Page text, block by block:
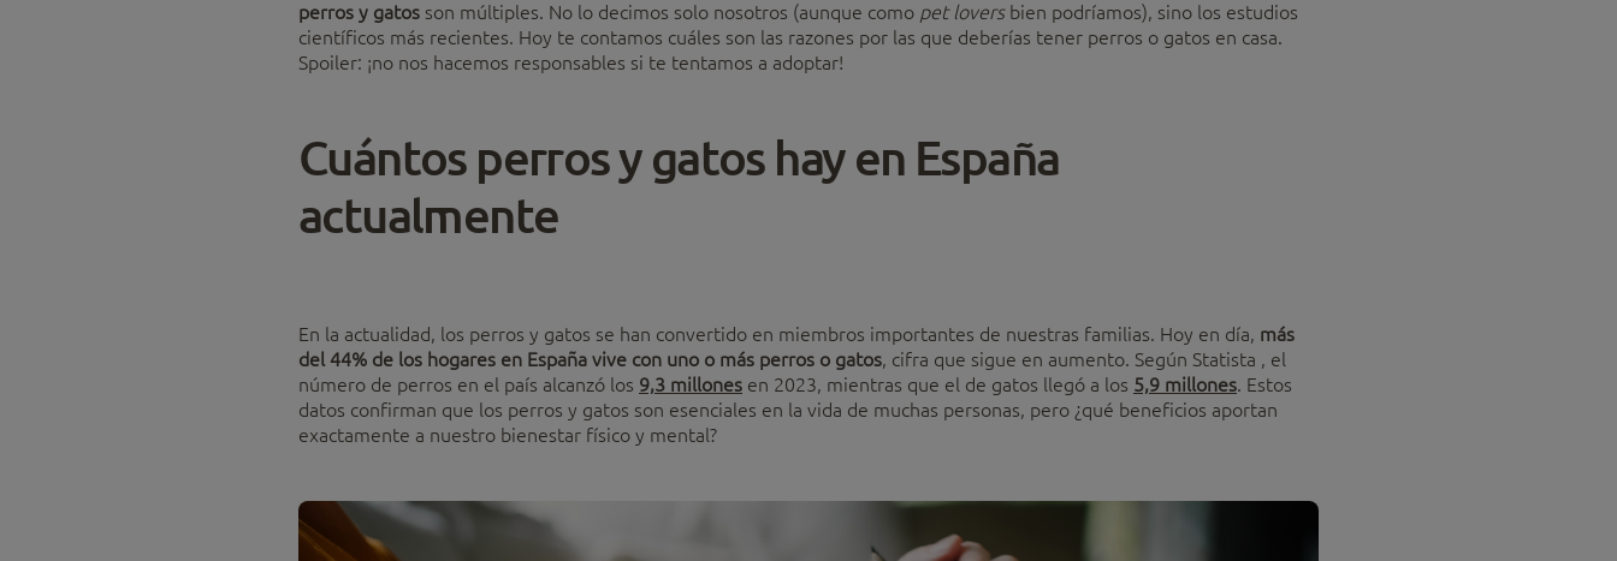
perros y gatos son múltiples. No lo decimos solo nosotros (aunque como pet lovers bien podríamos), sino los estudios
científicos más recientes. Hoy te contamos cuáles son las razones por las que deberías tener perros o gatos en casa.
Spoiler: ¡no nos hacemos responsables si te tentamos a adoptar!
Cuántos perros y gatos hay en España
actualmente
En la actualidad, los perros y gatos se han convertido en miembros importantes de nuestras familias. Hoy en día, más
del 44% de los hogares en España vive con uno o más perros o gatos, cifra que sigue en aumento. Según Statista , el
número de perros en el país alcanzó los 9,3 millones en 2023, mientras que el de gatos llegó a los 5,9 millones. Estos
datos confirman que los perros y gatos son esenciales en la vida de muchas personas, pero ¿qué beneficios aportan
exactamente a nuestro bienestar físico y mental?